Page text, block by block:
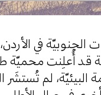
في
قد أُعلِنت محميّة
لم تُستشَر